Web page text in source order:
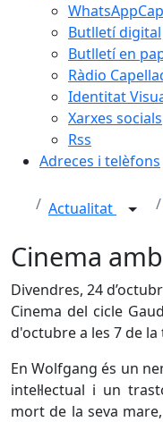
Butlletí digital
Butlletí en
Ràdio
Identitat
Xarxes socials
Rss
Adreces i telèfons
Actualitat
Cinema
Divendres, 24
Cinema del cicle
d'octubre a les 7 de la
En Wolfgang és un
intel·lectual i un
mort de la seva